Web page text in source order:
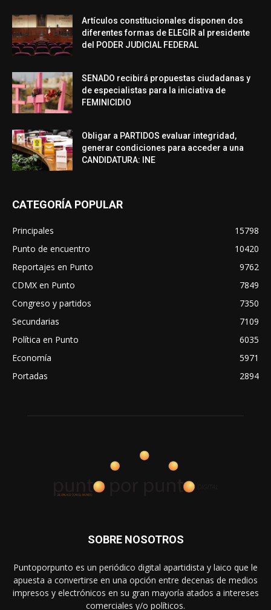
Artículos constitucionales disponen dos
diferentes formas de ELEGIR al presidente
del PODER JUDICIAL FEDERAL
SENADO recibirá propuestas ciudadanas y
de especialistas para la iniciativa de
FEMINICIDIO
Obligar a PARTIDOS evaluar integridad,
generar condiciones para acceder a una
CANDIDATURA: INE
CATEGORÍA POPULAR
Principales
15798
Punto de encuentro
10420
Reportajes en Punto
9762
CDMX en Punto
7849
Congreso y partidos
7350
Secundarias
7109
Política en Punto
6035
Economía
5971
Portadas
2894
SOBRE NOSOTROS
Puntoporpunto es un periódico digital apartidista y laico que le
apuesta a convertirse en una opción entre decenas de medios
impresos y electrónicos en su gran mayoría atados a intereses
comerciales y/o políticos.